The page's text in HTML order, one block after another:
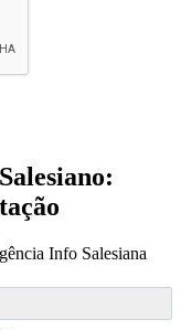
Info Salesiana